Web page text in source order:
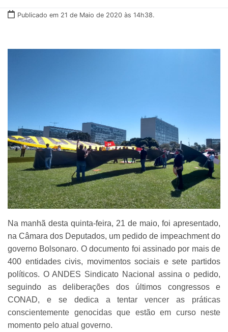
Publicado em 21 de Maio de 2020 às 14h38.
Na manhã desta quinta-feira, 21 de maio, foi apresentado,
na Câmara dos Deputados, um pedido de impeachment do
governo Bolsonaro. O documento foi assinado por mais de
400 entidades civis, movimentos sociais e sete partidos
políticos. O ANDES Sindicato Nacional assina o pedido,
seguindo as deliberações dos últimos congressos e
CONAD, e se dedica a tentar vencer as práticas
conscientemente genocidas que estão em curso neste
momento pelo atual governo.